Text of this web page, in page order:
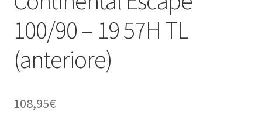
100/90 – 19 57H TL
(anteriore)
108,95€